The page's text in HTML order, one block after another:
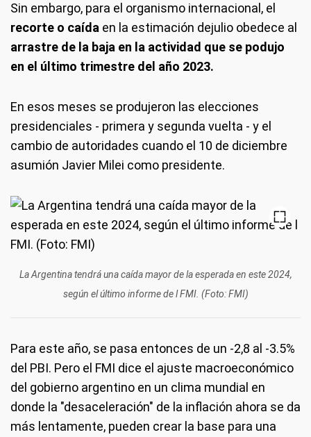
Sin embargo, para el organismo internacional, el
recorte o caída en la estimación dejulio obedece al
arrastre de la baja en la actividad que se podujo
en el último trimestre del año 2023.
En esos meses se produjeron las elecciones
presidenciales - primera y segunda vuelta - y el
cambio de autoridades cuando el 10 de diciembre
asumión Javier Milei como presidente.
La Argentina tendrá una caída mayor de la esperada en este 2024,
según el último informe de l FMI. (Foto: FMI)
Para este año, se pasa entonces de un -2,8 al -3.5%
del PBI. Pero el FMI dice el ajuste macroeconómico
del gobierno argentino en un clima mundial en
donde la "desaceleración" de la inflación ahora se da
más lentamente, pueden crear la base para una